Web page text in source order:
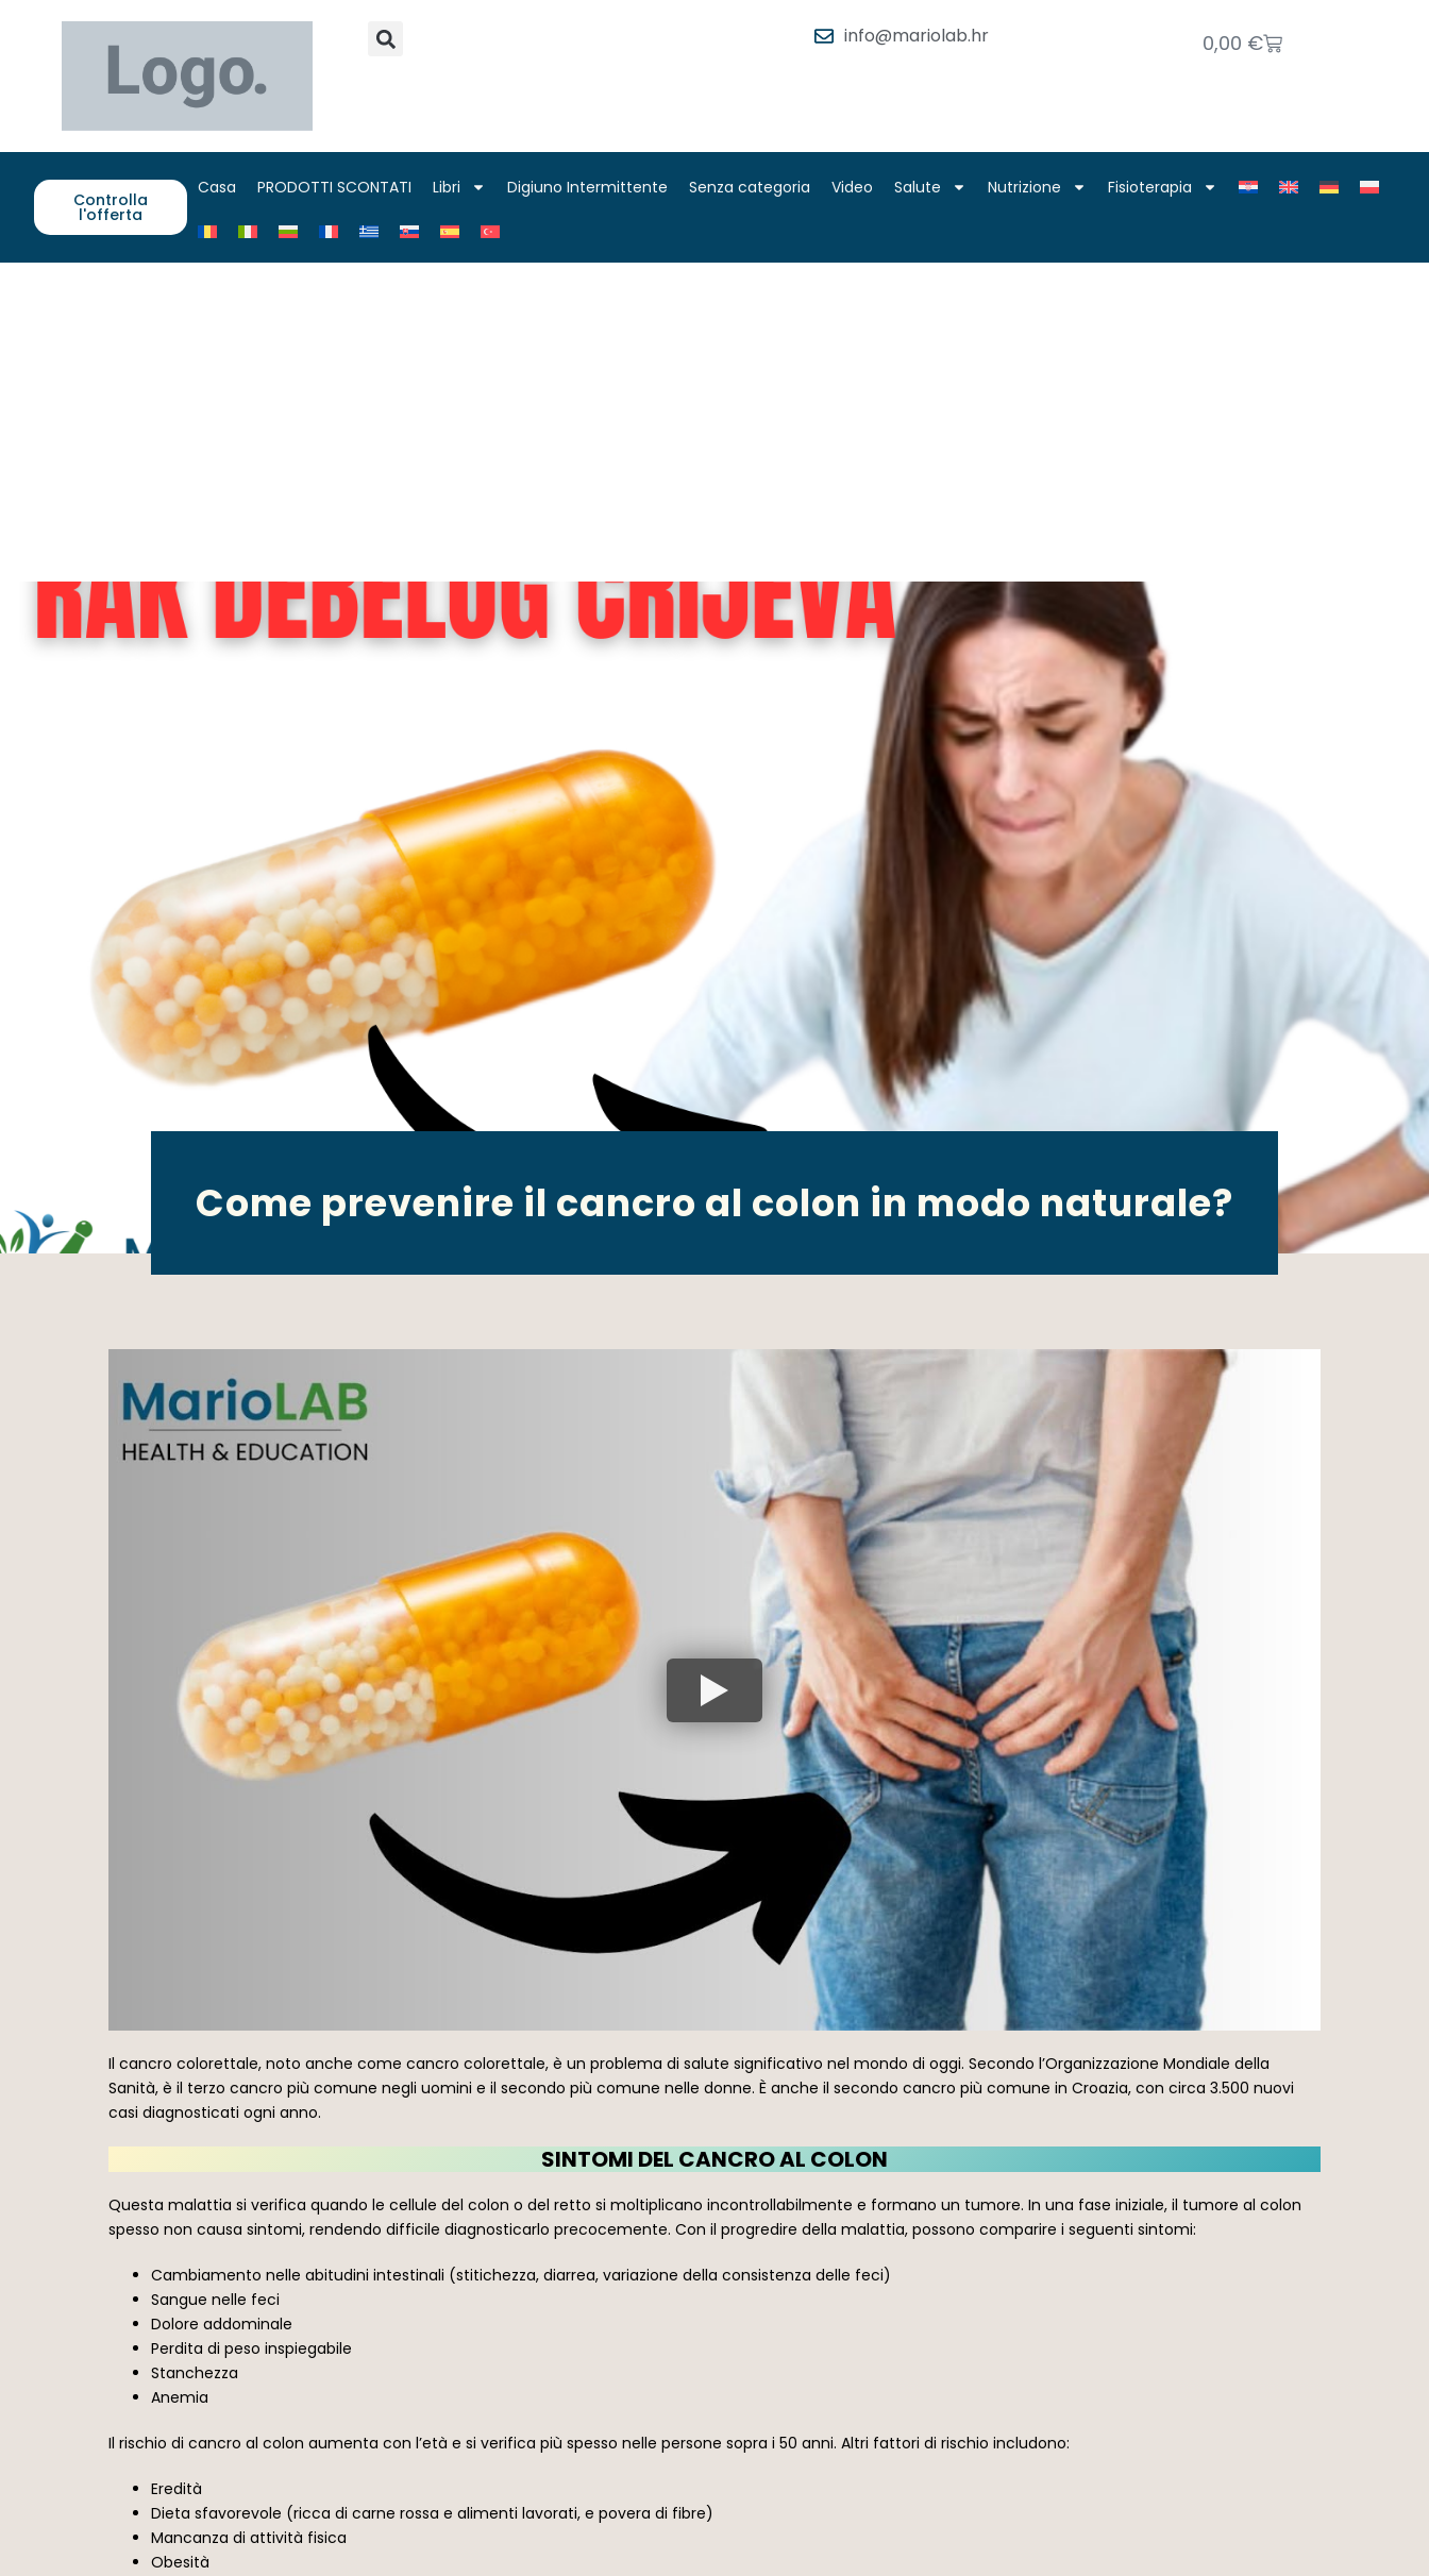
info@mariolab.hr 0,00 €
Controlla
l'offerta
Casa PRODOTTI SCONTATI Libri Digiuno Intermittente Senza categoria Video Salute Nutrizione Fisioterapia
Come prevenire il cancro al colon in modo naturale?
Il cancro colorettale, noto anche come cancro colorettale, è un problema di salute significativo nel mondo di oggi. Secondo l’Organizzazione Mondiale della
Sanità, è il terzo cancro più comune negli uomini e il secondo più comune nelle donne. È anche il secondo cancro più comune in Croazia, con circa 3.500 nuovi
casi diagnosticati ogni anno.
SINTOMI DEL CANCRO AL COLON
Questa malattia si verifica quando le cellule del colon o del retto si moltiplicano incontrollabilmente e formano un tumore. In una fase iniziale, il tumore al colon
spesso non causa sintomi, rendendo difficile diagnosticarlo precocemente. Con il progredire della malattia, possono comparire i seguenti sintomi:
Cambiamento nelle abitudini intestinali (stitichezza, diarrea, variazione della consistenza delle feci)
Sangue nelle feci
Dolore addominale
Perdita di peso inspiegabile
Stanchezza
Anemia
Il rischio di cancro al colon aumenta con l’età e si verifica più spesso nelle persone sopra i 50 anni. Altri fattori di rischio includono:
Eredità
Dieta sfavorevole (ricca di carne rossa e alimenti lavorati, e povera di fibre)
Mancanza di attività fisica
Obesità